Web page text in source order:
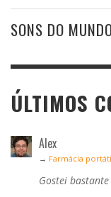
SONS DO
ÚLTIMOS
Alex
→ Farmácia
Gostei